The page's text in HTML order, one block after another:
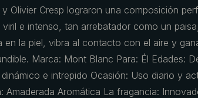
y Olivier Cresp lograron una composición
e intenso, tan arrebatador como un
en la piel, vibra al contacto con el aire y
Marca: Mont Blanc Para: Él Edades:
e intrepido Ocasión: Uso diario y
Amaderada Aromática La fragancia: